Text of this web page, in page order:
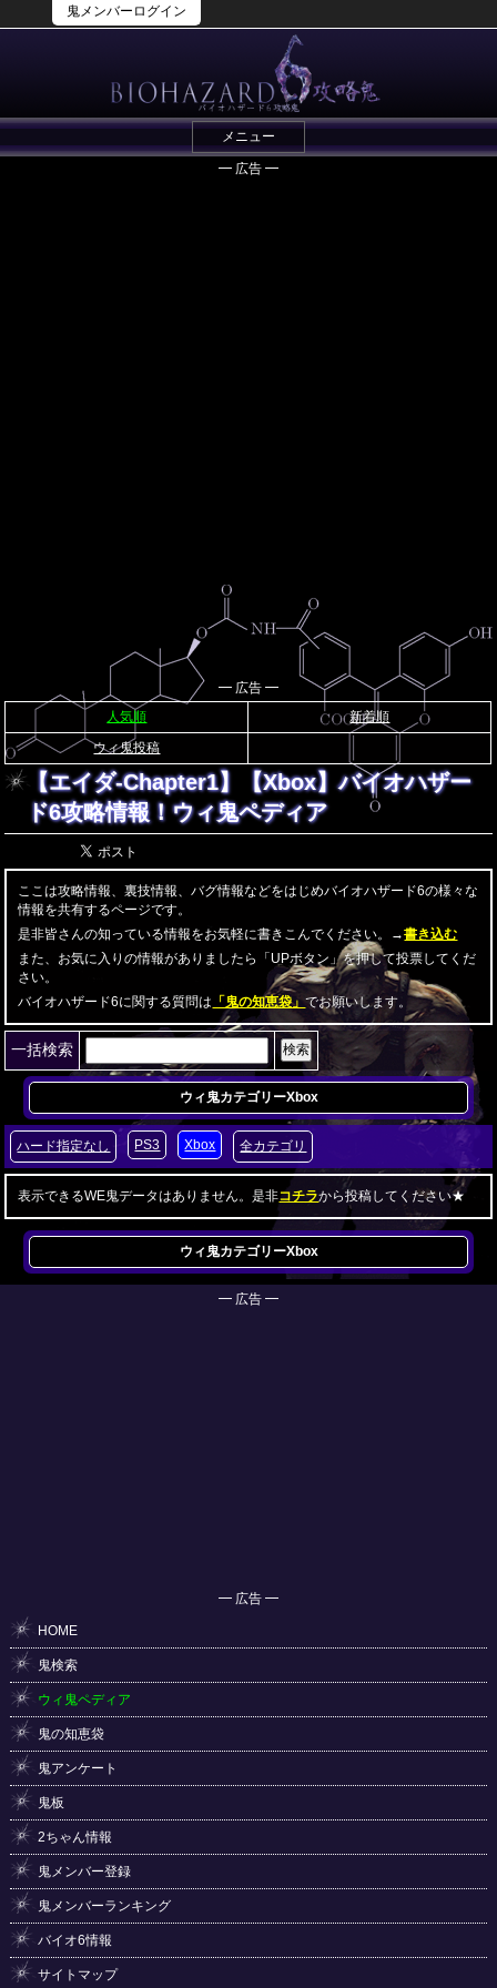
鬼メンバーログイン
メニュー
━ 広告 ━
━ 広告 ━
人気順
新着順
ウィ鬼投稿
【エイダ-Chapter1】【Xbox】バイオハザー
ド6攻略情報！ウィ鬼ペディア
ここは攻略情報、裏技情報、バグ情報などをはじめバイオハザード6の様々な
情報を共有するページです。
是非皆さんの知っている情報をお気軽に書きこんでください。→書き込む
また、お気に入りの情報がありましたら「UPボタン」を押して投票してくだ
さい。
バイオハザード6に関する質問は 「鬼の知恵袋」でお願いします。
一括検索
ウィ鬼カテゴリーXbox
ハード指定なし PS3 Xbox 全カテゴリ
表示できるWE鬼データはありません。是非コチラから投稿してください★
ウィ鬼カテゴリーXbox
━ 広告 ━
━ 広告 ━
HOME
鬼検索
ウィ鬼ペディア
鬼の知恵袋
鬼アンケート
鬼板
2ちゃん情報
鬼メンバー登録
鬼メンバーランキング
バイオ6情報
サイトマップ